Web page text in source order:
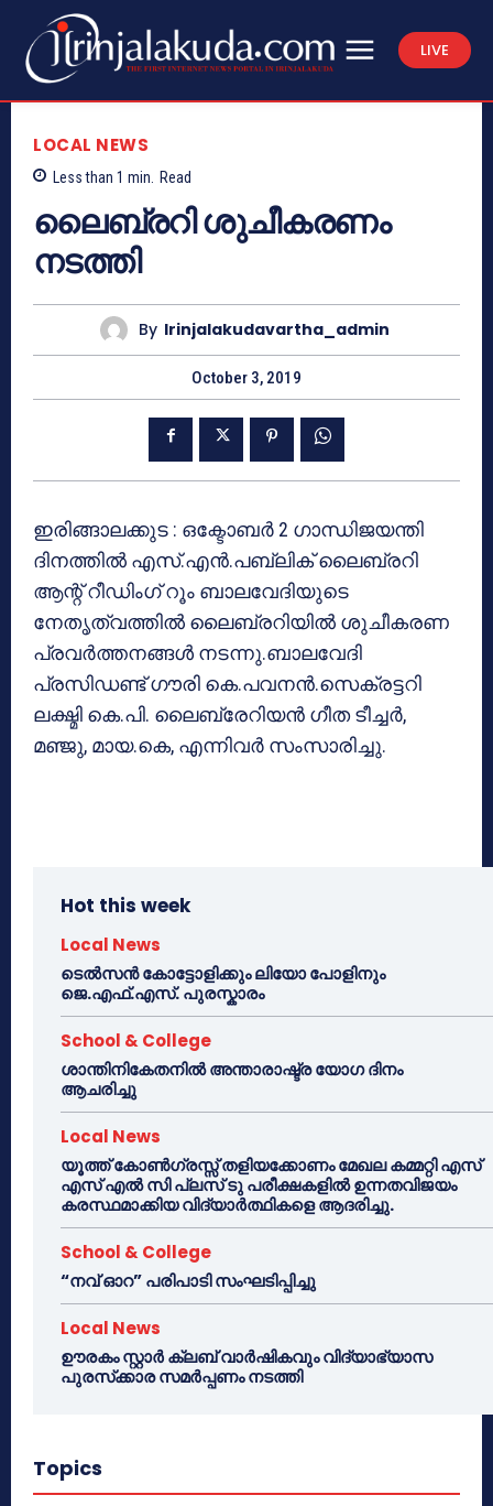
LIVE
LOCAL NEWS
Less than 1 min. Read
ലൈബ്രറി ശുചീകരണം
നടത്തി
By Irinjalakudavartha_admin
October 3, 2019
ഇരിങ്ങാലക്കുട : ഒക്ടോബര്‍ 2 ഗാന്ധിജയന്തി
ദിനത്തില്‍ എസ്.എന്‍.പബ്ലിക് ലൈബ്രറി
ആന്റ് റീഡിംഗ് റൂം ബാലവേദിയുടെ
നേതൃത്വത്തില്‍ ലൈബ്രറിയില്‍ ശുചീകരണ
പ്രവര്‍ത്തനങ്ങള്‍ നടന്നു.ബാലവേദി
പ്രസിഡണ്ട് ഗൗരി കെ.പവനന്‍.സെക്രട്ടറി
ലക്ഷ്മി കെ.പി. ലൈബ്രേറിയന്‍ ഗീത ടീച്ചര്‍,
മഞ്ജു, മായ.കെ, എന്നിവര്‍ സംസാരിച്ചു.
Hot this week
Local News
ടെൽസൻ കോട്ടോളിക്കും ലിയോ പോളിനും
ജെ.എഫ്.എസ്. പുരസ്കാരം
School & College
ശാന്തിനികേതനിൽ അന്താരാഷ്ട്ര യോഗ ദിനം
ആചരിച്ചു
Local News
യൂത്ത് കോൺഗ്രസ്സ് തളിയക്കോണം മേഖല കമ്മറ്റി എസ്
എസ് എൽ സി പ്ലസ് ടു പരീക്ഷകളിൽ ഉന്നതവിജയം
കരസ്ഥമാക്കിയ വിദ്യാർത്ഥികളെ ആദരിച്ചു.
School & College
“നവ് ഓറ” പരിപാടി സംഘടിപ്പിച്ചു
Local News
ഊരകം സ്റ്റാർ ക്ലബ് വാർഷികവും വിദ്യാഭ്യാസ
പുരസ്‌ക്കാര സമർപ്പണം നടത്തി
Topics